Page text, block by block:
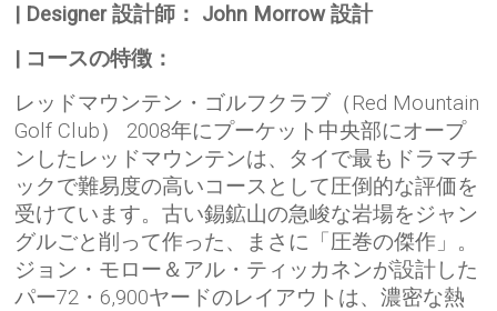
| Designer 設計師： John Morrow 設計
| コースの特徴：
レッドマウンテン・ゴルフクラブ（Red Mountain
Golf Club） 2008年にプーケット中央部にオープ
ンしたレッドマウンテンは、タイで最もドラマチ
ックで難易度の高いコースとして圧倒的な評価を
受けています。古い錫鉱山の急峻な岩場をジャン
グルごと削って作った、まさに「圧巻の傑作」。
ジョン・モロー＆アル・ティッカネンが設計した
パー72・6,900ヤードのレイアウトは、濃密な熱